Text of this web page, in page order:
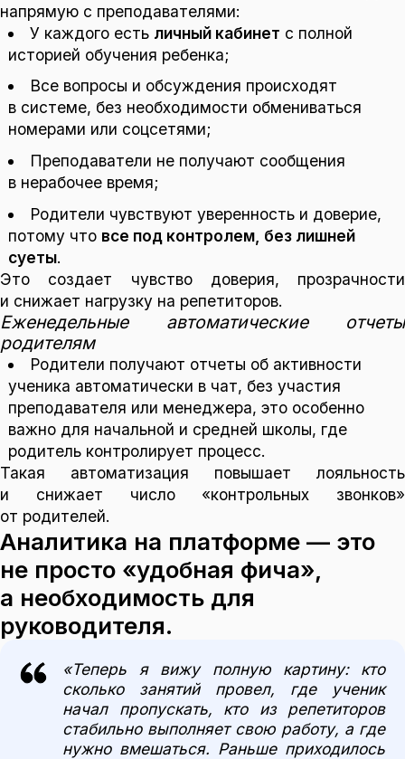
напрямую с преподавателями:
У каждого есть личный кабинет с полной
историей обучения ребенка;
Все вопросы и обсуждения происходят
в системе, без необходимости обмениваться
номерами или соцсетями;
Преподаватели не получают сообщения
в нерабочее время;
Родители чувствуют уверенность и доверие,
потому что все под контролем, без лишней
суеты.
Это создает чувство доверия, прозрачности
и снижает нагрузку на репетиторов.
Еженедельные автоматические отчеты
родителям
Родители получают отчеты об активности
ученика автоматически в чат, без участия
преподавателя или менеджера, это особенно
важно для начальной и средней школы, где
родитель контролирует процесс.
Такая автоматизация повышает лояльность
и снижает число «контрольных звонков»
от родителей.
Аналитика на платформе — это
не просто «удобная фича»,
а необходимость для
руководителя.
«Теперь я вижу полную картину: кто
сколько занятий провел, где ученик
начал пропускать, кто из репетиторов
стабильно выполняет свою работу, а где
нужно вмешаться. Раньше приходилось